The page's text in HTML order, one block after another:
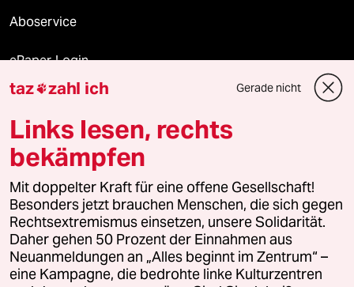
Aboservice
ePaper Login
Downloads für Abonnierende
© 2026 taz Verlags und Vertriebs GmbH
Alle Rechte vorbehalten. Bei rechtlichen Fragen oder für Genehmigungen
wenden Sie sich bitte an lizenzen@taz.de
Feedback Redaktionsstatut Kommune-Richtlinien
taz zahl ich Gerade nicht
Links lesen, rechts
bekämpfen
Mit doppelter Kraft für eine offene Gesellschaft!
Besonders jetzt brauchen Menschen, die sich gegen
Rechtsextremismus einsetzen, unsere Solidarität.
Daher gehen 50 Prozent der Einnahmen aus
Neuanmeldungen an „Alles beginnt im Zentrum“ –
eine Kampagne, die bedrohte linke Kulturzentren